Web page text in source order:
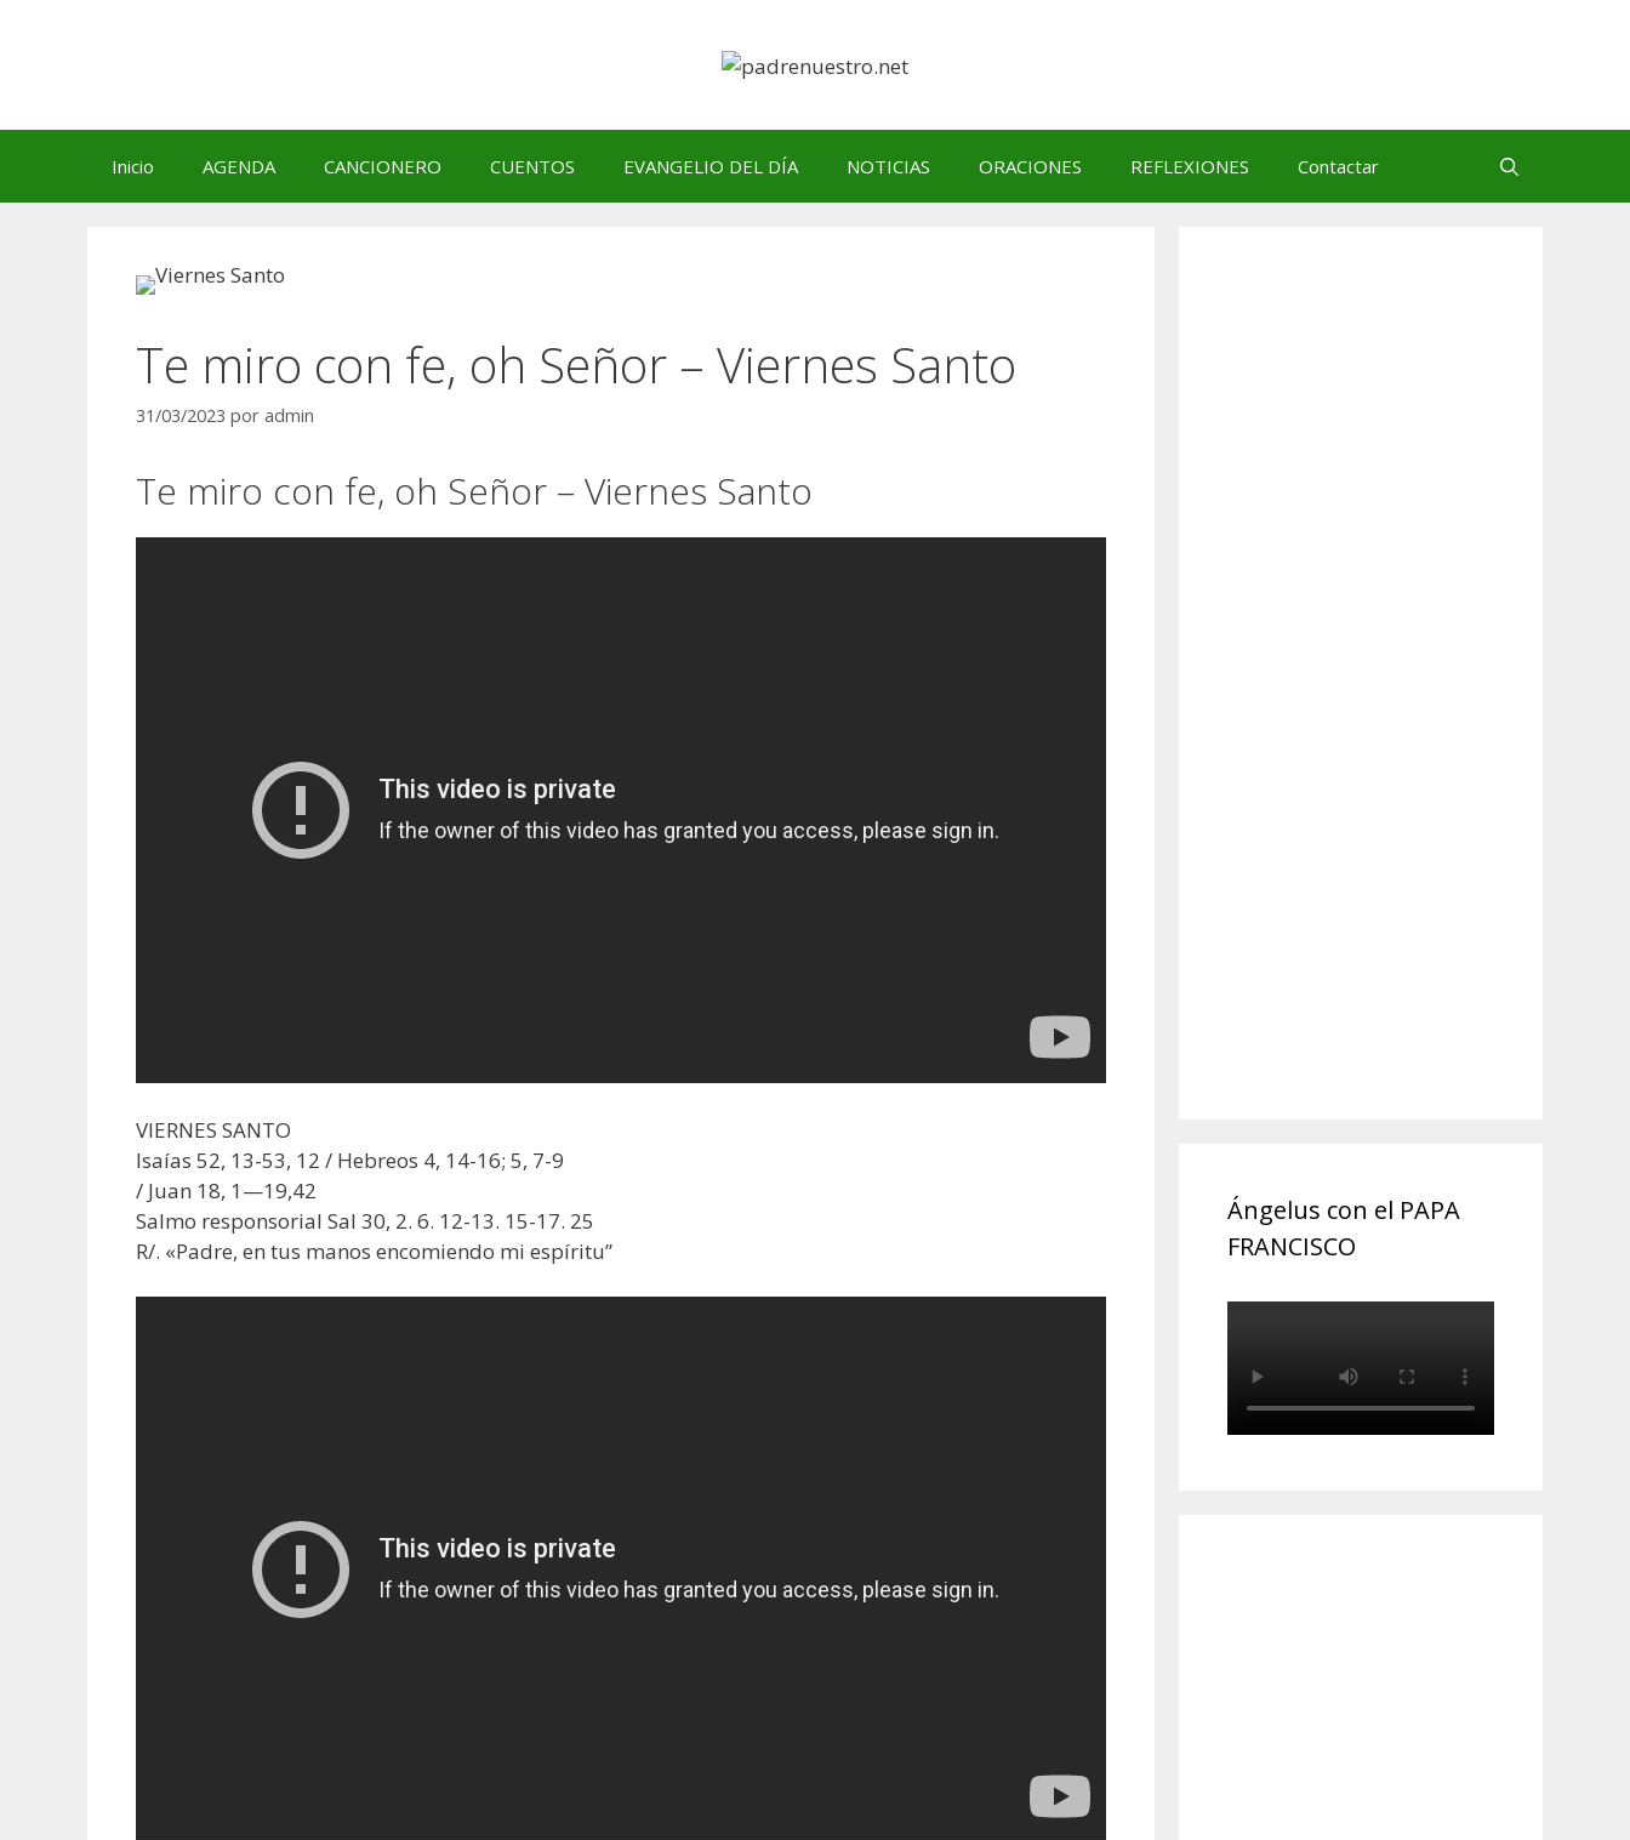
Inicio AGENDA CANCIONERO CUENTOS EVANGELIO DEL DÍA NOTICIAS ORACIONES REFLEXIONES Contactar
Te miro con fe, oh Señor – Viernes Santo
31/03/2023 por admin
Te miro con fe, oh Señor – Viernes Santo
VIERNES SANTO
Isaías 52, 13-53, 12 / Hebreos 4, 14-16; 5, 7-9
/ Juan 18, 1—19,42
Salmo responsorial Sal 30, 2. 6. 12-13. 15-17. 25
R/. «Padre, en tus manos encomiendo mi espíritu”
Ángelus con el PAPA
FRANCISCO